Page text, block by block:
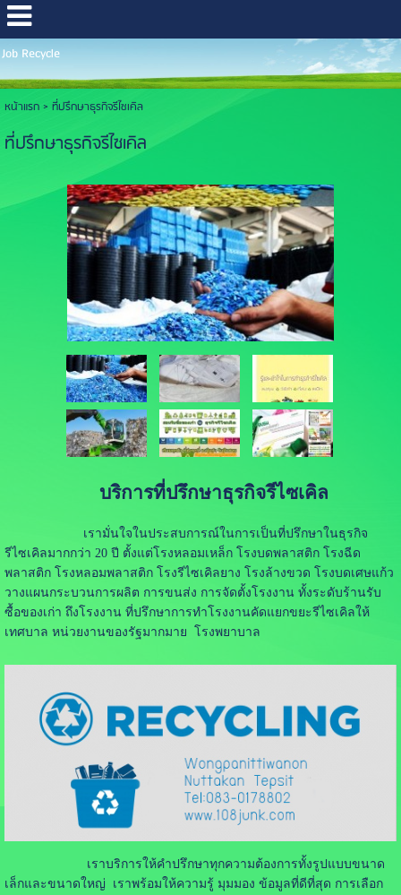
Job Recycle
หน้าแรก> ที่ปรึกษาธุรกิจรีไซเคิล
ที่ปรึกษาธุรกิจรีไซเคิล
บริการที่ปรึกษาธุรกิจรีไซเคิล
เรามั่นใจในประสบการณ์ในการเป็นที่ปรึกษาในธุรกิจ
รีไซเคิลมากกว่า 20 ปี ตั้งแต่โรงหลอมเหล็ก โรงบดพลาสติก โรงฉีด
พลาสติก โรงหลอมพลาสติก โรงรีไซเคิลยาง โรงล้างขวด โรงบดเศษแก้ว
วางแผนกระบวนการผลิต การขนส่ง การจัดตั้งโรงงาน ทั้งระดับร้านรับ
ซื้อของเก่า ถึงโรงงาน ที่ปรึกษาการทำโรงงานคัดแยกขยะรีไซเคิลให้
เทศบาล หน่วยงานของรัฐมากมาย โรงพยาบาล
เราบริการให้คำปรึกษาทุกความต้องการทั้งรูปแบบขนาด
เล็กและขนาดใหญ่ เราพร้อมให้ความรู้ มุมมอง ข้อมูลที่ดีที่สุด การเลือก